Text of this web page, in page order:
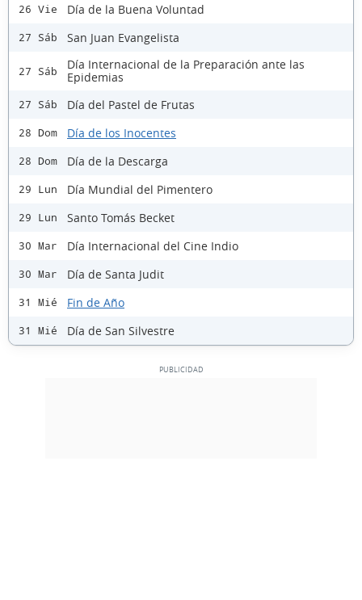
26 Vie Día de la Buena Voluntad
27 Sáb San Juan Evangelista
27 Sáb
Día Internacional de la Preparación ante las
Epidemias
27 Sáb Día del Pastel de Frutas
28 Dom Día de los Inocentes
28 Dom Día de la Descarga
29 Lun Día Mundial del Pimentero
29 Lun Santo Tomás Becket
30 Mar Día Internacional del Cine Indio
30 Mar Día de Santa Judit
31 Mié Fin de Año
31 Mié Día de San Silvestre